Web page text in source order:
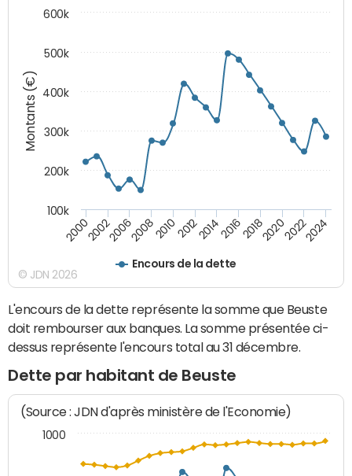
Montants (€)
Encours de la dette
200020022006200820102012201420162018202020222024
100k
200k
300k
400k
500k
600k
© JDN 2026
L'encours de la dette représente la somme que Beuste
doit rembourser aux banques. La somme présentée ci-
dessus représente l'encours total au 31 décembre.
Dette par habitant de Beuste
(Source : JDN d'après ministère de l'Economie)
1000